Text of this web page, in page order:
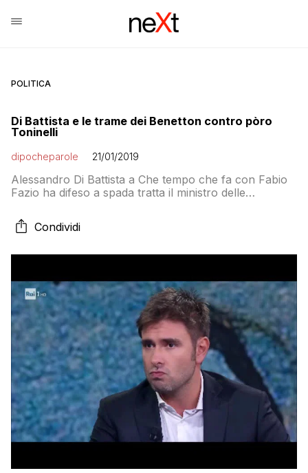
POLITICA
Di Battista e le trame dei Benetton contro pòro
Toninelli
dipocheparole 21/01/2019
Alessandro Di Battista a Che tempo che fa con Fabio
Fazio ha difeso a spada tratta il ministro delle
attacchi ricevuti in questi mesi sostenendo che sì, ha
fatto delle gaffe, ma grazie a lui oggi il 90% degli
autostradale: «Ogni […]
Condividi